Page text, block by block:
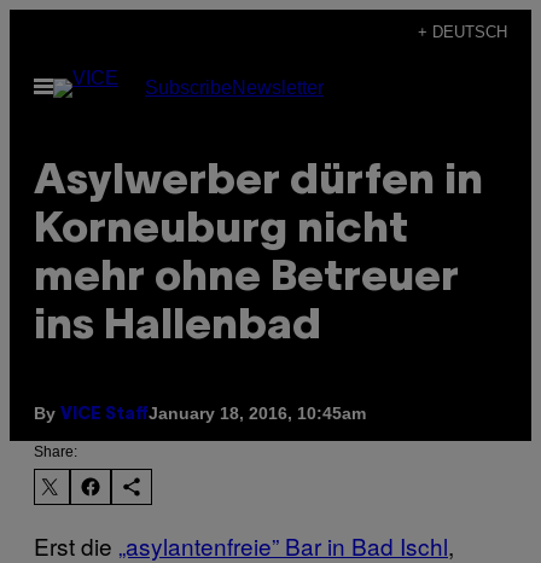
content
+ DEUTSCH
Open
Menu
SubscribeNewsletter
Asylwerber dürfen in
Korneuburg nicht
mehr ohne Betreuer
ins Hallenbad
By VICE StaffJanuary 18, 2016, 10:45am
Share:
Erst die „asylantenfreie” Bar in Bad Ischl,